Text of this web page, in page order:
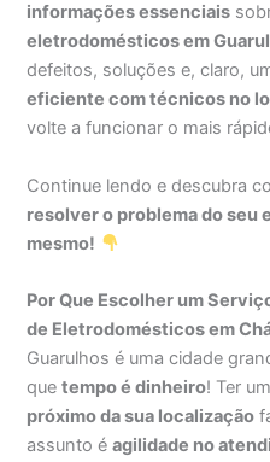
informações essenciais
eletrodomésticos em
defeitos, soluções e, claro,
eficiente com técnicos no
volte a funcionar o mais
Continue lendo e descubra
resolver o problema do seu
mesmo!
Por Que Escolher um
de Eletrodomésticos em
Guarulhos é uma cidade
quetempo é dinheiro! Ter
próximo da sua localização
assunto éagilidade no